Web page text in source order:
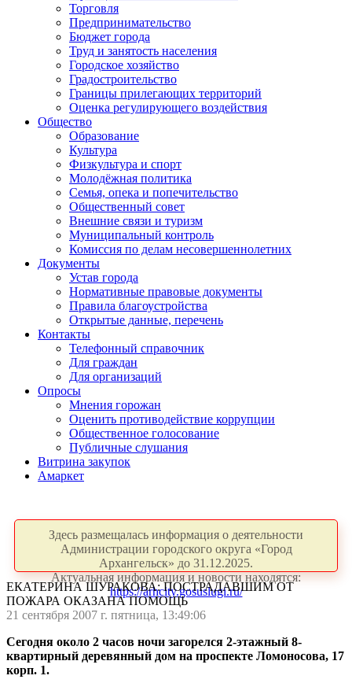
Торговля
Предпринимательство
Бюджет города
Труд и занятость населения
Городское хозяйство
Градостроительство
Границы прилегающих территорий
Оценка регулирующего воздействия
Общество
Образование
Культура
Физкультура и спорт
Молодёжная политика
Семья, опека и попечительство
Общественный совет
Внешние связи и туризм
Муниципальный контроль
Комиссия по делам несовершеннолетних
Документы
Устав города
Нормативные правовые документы
Правила благоустройства
Открытые данные, перечень
Контакты
Телефонный справочник
Для граждан
Для организаций
Опросы
Мнения горожан
Оценить противодействие коррупции
Общественное голосование
Публичные слушания
Витрина закупок
Амаркет
Здесь размещалась информация о деятельности
Администрации городского округа «Город
Архангельск» до 31.12.2025.
Актуальная информация и новости находятся:
https://arhcity.gosuslugi.ru/
ЕКАТЕРИНА ШУРАКОВА: ПОСТРАДАВШИМ ОТ
ПОЖАРА ОКАЗАНА ПОМОЩЬ
21 сентября 2007 г. пятница, 13:49:06
Сегодня около 2 часов ночи загорелся 2-этажный 8-
квартирный деревянный дом на проспекте Ломоносова, 17
корп. 1.